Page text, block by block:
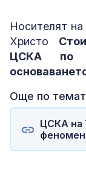
Носителят
Христо
ЦСКА по
Още по
ЦСКА на
феномен